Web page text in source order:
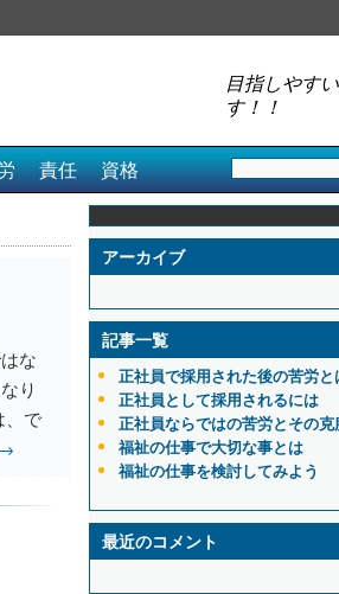
目指しやす
す！！
責任 資格
な
り
、で
アーカイブ
記事一覧
正社員で採用された後の苦労と
正社員として採用されるには
正社員ならではの苦労とその克
福祉の仕事で大切な事とは
福祉の仕事を検討してみよう
最近のコメント